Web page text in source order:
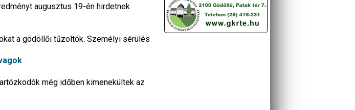
augusztus 19-én hirdetnek
a gödöllői tűzoltók. Személyi sérülés
még időben kimenekültek az